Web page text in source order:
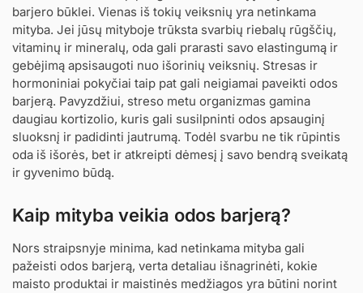
barjero būklei. Vienas iš tokių veiksnių yra netinkama
mityba. Jei jūsų mityboje trūksta svarbių riebalų rūgščių,
vitaminų ir mineralų, oda gali prarasti savo elastingumą ir
gebėjimą apsisaugoti nuo išorinių veiksnių. Stresas ir
hormoniniai pokyčiai taip pat gali neigiamai paveikti odos
barjerą. Pavyzdžiui, streso metu organizmas gamina
daugiau kortizolio, kuris gali susilpninti odos apsauginį
sluoksnį ir padidinti jautrumą. Todėl svarbu ne tik rūpintis
oda iš išorės, bet ir atkreipti dėmesį į savo bendrą sveikatą
ir gyvenimo būdą.
Kaip mityba veikia odos barjerą?
Nors straipsnyje minima, kad netinkama mityba gali
pažeisti odos barjerą, verta detaliau išnagrinėti, kokie
maisto produktai ir maistinės medžiagos yra būtini norint